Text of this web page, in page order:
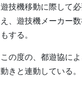
遊技機移動に際して
え、遊技機メーカー
もする。
この度の、都遊協に
動きと連動している。